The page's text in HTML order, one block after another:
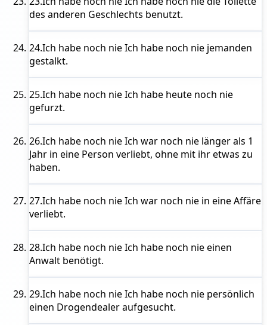
des anderen Geschlechts benutzt.
24.Ich habe noch nieIch habe noch nie jemanden
gestalkt.
25.Ich habe noch nieIch habe heute noch nie
gefurzt.
26.Ich habe noch nieIch war noch nie länger als 1
Jahr in eine Person verliebt, ohne mit ihr etwas zu
haben.
27.Ich habe noch nieIch war noch nie in eine Affäre
verliebt.
28.Ich habe noch nieIch habe noch nie einen
Anwalt benötigt.
29.Ich habe noch nieIch habe noch nie persönlich
einen Drogendealer aufgesucht.